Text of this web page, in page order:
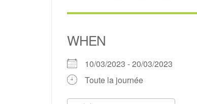
WHEN
10/03/2023 - 20/03/2023
Toute la journée